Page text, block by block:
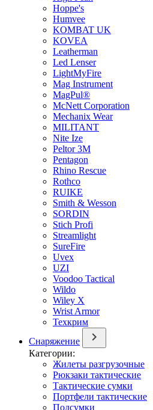
Hoppe's
Humvee
KOMBAT UK
KOVEA
Leatherman
Led Lenser
LightMyFire
Mag Instrument
MagPul®
McNett Corporation
Mechanix Wear
MILITANT
Nite Ize
Peltor 3M
Pentagon
Rhino Rescue
Rothco
RUIKE
Smith & Wesson
SORDIN
Stich Profi
Streamlight
SureFire
Uvex
UZI
Voodoo Tactical
Wildo
Wiley X
Wrist Armor
Техкрим
Снаряжение
Категории:
Жилеты разгрузочные
Рюкзаки тактические
Тактические сумки
Портфели тактические
Подсумки